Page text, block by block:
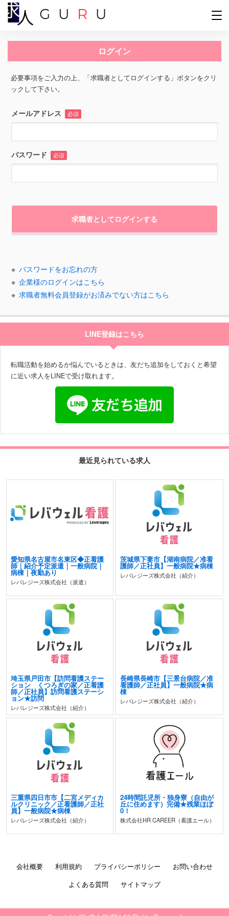
ログイン
必要事項をご入力の上、「求職者としてログインする」ボタンをクリ
ックして下さい。
メールアドレス 必須
パスワード 必須
パスワードをお忘れの方
企業様のログインはこちら
求職者無料会員登録がお済みでない方はこちら
LINE登録はこちら
転職活動を始めるか悩んでいるときは、友だち追加をしておくと希望
に近い求人をLINEで受け取れます。
最近見られている求人
愛知県名古屋市名東区◆正看護
師｜紹介予定派遣｜一般病院｜
病棟｜夜勤あり
レバレジーズ株式会社（派遣）
茨城県下妻市【湖南病院／准看
護師／正社員】一般病院★病棟
レバレジーズ株式会社（紹介）
埼玉県戸田市【訪問看護ステー
ション くつろぎの家／正看護
師／正社員】訪問看護ステーシ
ョン★訪問
レバレジーズ株式会社（紹介）
長崎県長崎市【三景台病院／准
看護師／正社員】一般病院★病
棟
レバレジーズ株式会社（紹介）
三重県四日市市【二宮メディカ
ルクリニック／正看護師／正社
員】一般病院★病棟
レバレジーズ株式会社（紹介）
24時間託児所・独身寮（自由が
丘に住めます）完備★残業ほぼ
0！
株式会社HR CAREER（看護エール）
会社概要 利用規約 プライバシーポリシー
お問い合わせ
よくある質問
サイトマップ